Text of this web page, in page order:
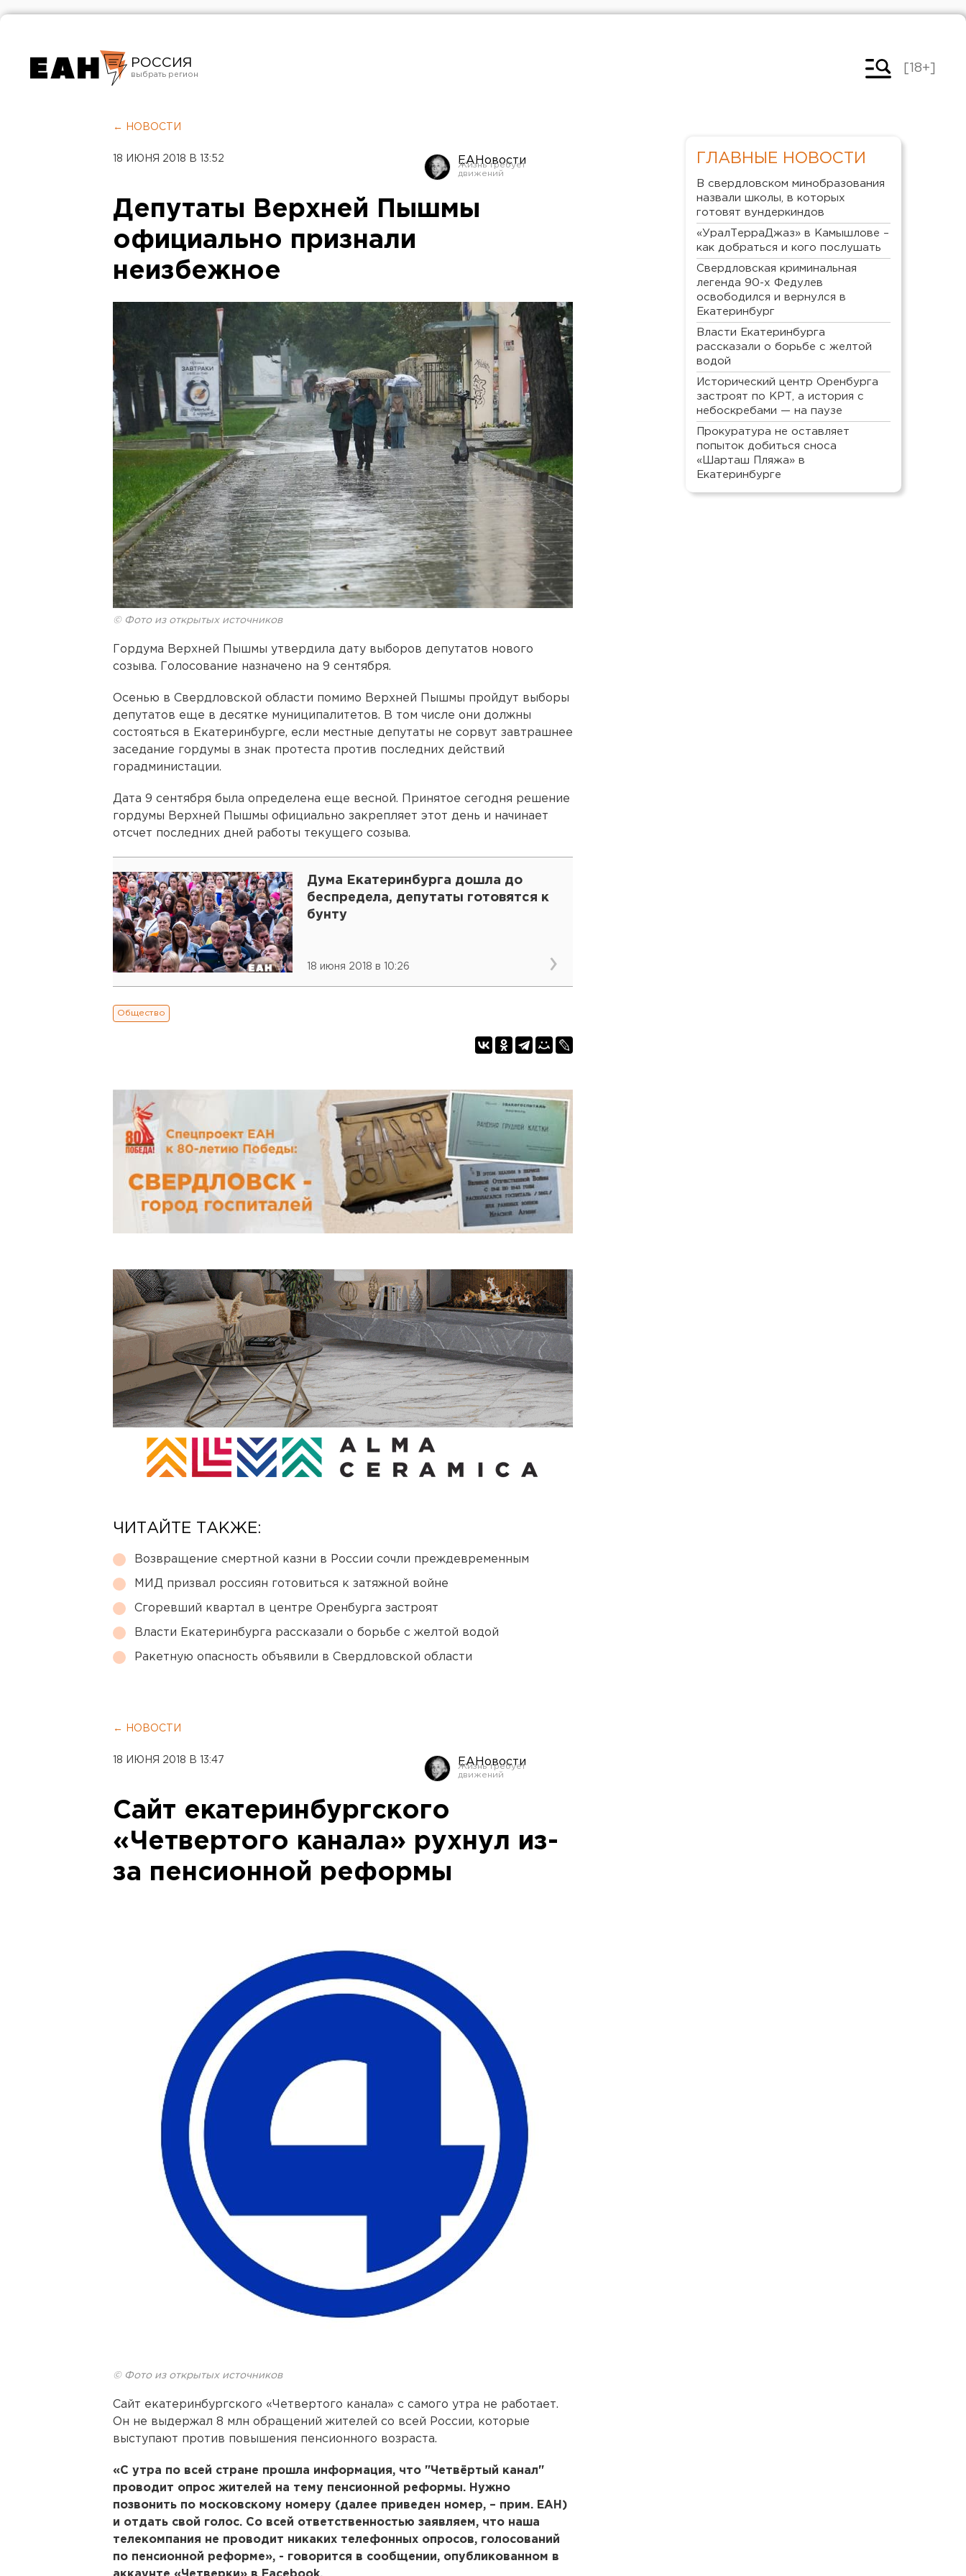
РОССИЯ
Челябинск
[18+]
← НОВОСТИ
18 ИЮНЯ 2018 В 13:52 ЕАНовости
Депутаты Верхней Пышмы
официально признали
неизбежное
© Фото из открытых источников
Гордума Верхней Пышмы утвердила дату выборов депутатов нового
созыва. Голосование назначено на 9 сентября.
Осенью в Свердловской области помимо Верхней Пышмы пройдут выборы
депутатов еще в десятке муниципалитетов. В том числе они должны
состояться в Екатеринбурге, если местные депутаты не сорвут завтрашнее
заседание гордумы в знак протеста против последних действий
горадминистации.
Дата 9 сентября была определена еще весной. Принятое сегодня решение
гордумы Верхней Пышмы официально закрепляет этот день и начинает
отсчет последних дней работы текущего созыва.
Дума Екатеринбурга дошла до
беспредела, депутаты готовятся к
бунту
18 июня 2018 в 10:26
Общество
ЧИТАЙТЕ ТАКЖЕ:
Возвращение смертной казни в России сочли преждевременным
МИД призвал россиян готовиться к затяжной войне
Сгоревший квартал в центре Оренбурга застроят
Власти Екатеринбурга рассказали о борьбе с желтой водой
Ракетную опасность объявили в Свердловской области
← НОВОСТИ
18 ИЮНЯ 2018 В 13:47 ЕАНовости
Сайт екатеринбургского
«Четвертого канала» рухнул из-
за пенсионной реформы
© Фото из открытых источников
Сайт екатеринбургского «Четвертого канала» с самого утра не работает.
Он не выдержал 8 млн обращений жителей со всей России, которые
выступают против повышения пенсионного возраста.
«С утра по всей стране прошла информация, что "Четвёртый канал"
проводит опрос жителей на тему пенсионной реформы. Нужно
позвонить по московскому номеру (далее приведен номер, – прим. ЕАН)
и отдать свой голос. Со всей ответственностью заявляем, что наша
телекомпания не проводит никаких телефонных опросов, голосований
по пенсионной реформе», - говорится в сообщении, опубликованном в
ГЛАВНЫЕ НОВОСТИ
В свердловском минобразования
назвали школы, в которых
готовят вундеркиндов
«УралТерраДжаз» в Камышлове –
как добраться и кого послушать
Свердловская криминальная
легенда 90-х Федулев
освободился и вернулся в
Екатеринбург
Власти Екатеринбурга
рассказали о борьбе с желтой
водой
Исторический центр Оренбурга
застроят по КРТ, а история с
небоскребами — на паузе
Прокуратура не оставляет
попыток добиться сноса
«Шарташ Пляжа» в
Екатеринбурге